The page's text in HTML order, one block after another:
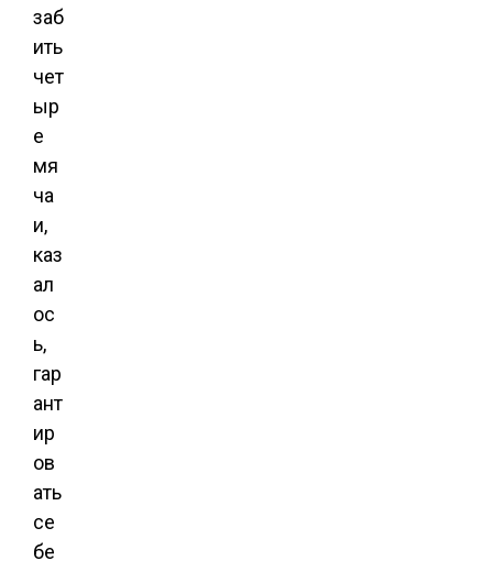
заб
ить
чет
ыр
е
мя
ча
и,
каз
ал
ос
ь,
гар
ант
ир
ов
ать
се
бе